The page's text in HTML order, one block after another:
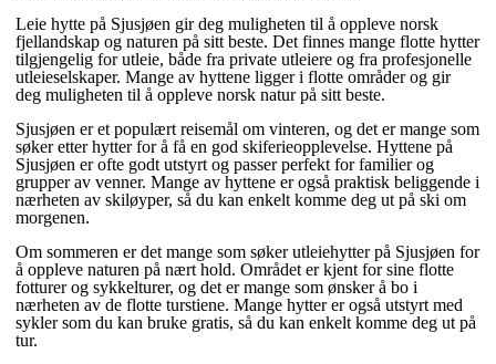
Leie hytte på Sjusjøen gir deg muligheten til å oppleve norsk
fjellandskap og naturen på sitt beste. Det finnes mange flotte hytter
tilgjengelig for utleie, både fra private utleiere og fra profesjonelle
utleieselskaper. Mange av hyttene ligger i flotte områder og gir
deg muligheten til å oppleve norsk natur på sitt beste.
Sjusjøen er et populært reisemål om vinteren, og det er mange som
søker etter hytter for å få en god skiferieopplevelse. Hyttene på
Sjusjøen er ofte godt utstyrt og passer perfekt for familier og
grupper av venner. Mange av hyttene er også praktisk beliggende i
nærheten av skiløyper, så du kan enkelt komme deg ut på ski om
morgenen.
Om sommeren er det mange som søker utleiehytter på Sjusjøen for
å oppleve naturen på nært hold. Området er kjent for sine flotte
fotturer og sykkelturer, og det er mange som ønsker å bo i
nærheten av de flotte turstiene. Mange hytter er også utstyrt med
sykler som du kan bruke gratis, så du kan enkelt komme deg ut på
tur.